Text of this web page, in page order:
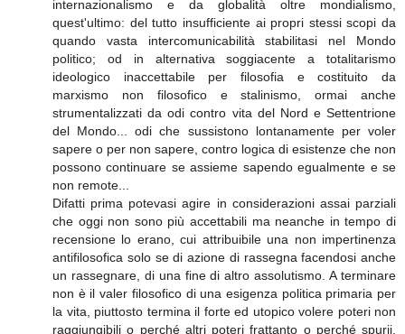
internazionalismo e da globalità oltre mondialismo,
quest'ultimo: del tutto insufficiente ai propri stessi scopi da
quando vasta intercomunicabilità stabilitasi nel Mondo
politico; od in alternativa soggiacente a totalitarismo
ideologico inaccettabile per filosofia e costituito da
marxismo non filosofico e stalinismo, ormai anche
strumentalizzati da odi contro vita del Nord e Settentrione
del Mondo... odi che sussistono lontanamente per voler
sapere o per non sapere, contro logica di esistenze che non
possono continuare se assieme sapendo egualmente e se
non remote...
Difatti prima potevasi agire in considerazioni assai parziali
che oggi non sono più accettabili ma neanche in tempo di
recensione lo erano, cui attribuibile una non impertinenza
antifilosofica solo se di azione di rassegna facendosi anche
un rassegnare, di una fine di altro assolutismo. A terminare
non è il valer filosofico di una esigenza politica primaria per
la vita, piuttosto termina il forte ed utopico volere poteri non
raggiungibili o perché altri poteri frattanto o perché spurii,